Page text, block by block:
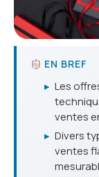
EN BREF
▸ Les
ventes
▸ Divers
ventes